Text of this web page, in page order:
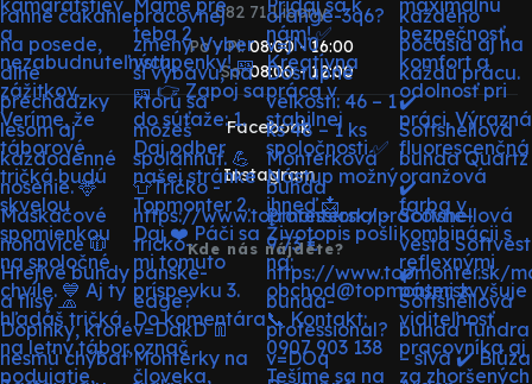
082 71 Lipany
Po - Pi:
So:
08:00 - 16:00
08:00 - 12:00
Facebook
Instagram
Kde nás nájdete?